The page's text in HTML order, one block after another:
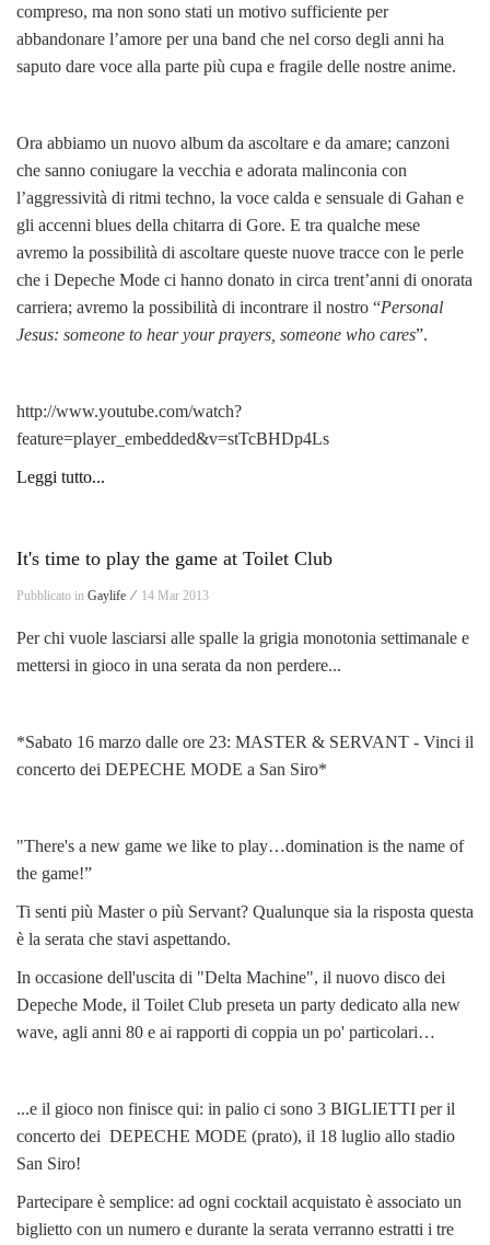
compreso, ma non sono stati un motivo sufficiente per
abbandonare l’amore per una band che nel corso degli anni ha
saputo dare voce alla parte più cupa e fragile delle nostre anime.
Ora abbiamo un nuovo album da ascoltare e da amare; canzoni
che sanno coniugare la vecchia e adorata malinconia con
l’aggressività di ritmi techno, la voce calda e sensuale di Gahan e
gli accenni blues della chitarra di Gore. E tra qualche mese
avremo la possibilità di ascoltare queste nuove tracce con le perle
che i Depeche Mode ci hanno donato in circa trent’anni di onorata
carriera; avremo la possibilità di incontrare il nostro “Personal
Jesus: someone to hear your prayers, someone who cares”.
http://www.youtube.com/watch?
feature=player_embedded&v=stTcBHDp4Ls
Leggi tutto...
It's time to play the game at Toilet Club
Pubblicato in Gaylife ⁄ 14 Mar 2013
Per chi vuole lasciarsi alle spalle la grigia monotonia settimanale e
mettersi in gioco in una serata da non perdere...
*Sabato 16 marzo dalle ore 23: MASTER & SERVANT - Vinci il
concerto dei DEPECHE MODE a San Siro*
"There's a new game we like to play…domination is the name of
the game!”
Ti senti più Master o più Servant? Qualunque sia la risposta questa
è la serata che stavi aspettando.
In occasione dell'uscita di "Delta Machine", il nuovo disco dei
Depeche Mode, il Toilet Club preseta un party dedicato alla new
wave, agli anni 80 e ai rapporti di coppia un po' particolari…
...e il gioco non finisce qui: in palio ci sono 3 BIGLIETTI per il
concerto dei DEPECHE MODE (prato), il 18 luglio allo stadio
San Siro!
Partecipare è semplice: ad ogni cocktail acquistato è associato un
biglietto con un numero e durante la serata verranno estratti i tre